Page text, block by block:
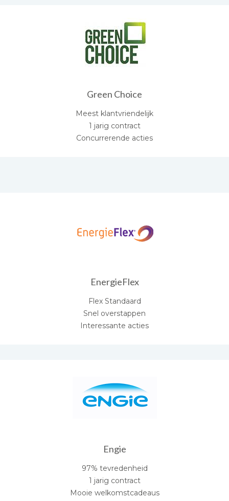
Green Choice
Meest klantvriendelijk
1 jarig contract
Concurrerende acties
EnergieFlex
Flex Standaard
Snel overstappen
Interessante acties
Engie
97% tevredenheid
1 jarig contract
Mooie welkomstcadeaus